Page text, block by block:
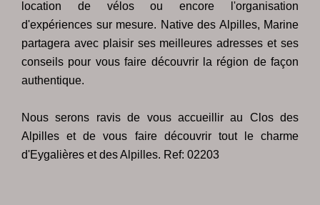
location de vélos ou encore l'organisation
d'expériences sur mesure. Native des Alpilles, Marine
partagera avec plaisir ses meilleures adresses et ses
conseils pour vous faire découvrir la région de façon
authentique.
Nous serons ravis de vous accueillir au Clos des
Alpilles et de vous faire découvrir tout le charme
d'Eygalières et des Alpilles. Ref: 02203